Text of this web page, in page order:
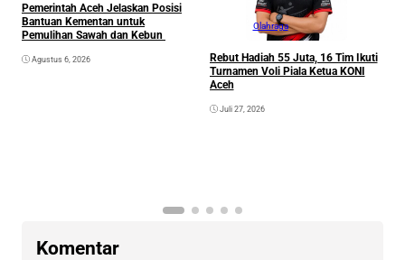
Pemerintah Aceh Jelaskan Posisi
Bantuan Kementan untuk
Pemulihan Sawah dan Kebun
Agustus 6, 2026
Olahraga
Rebut Hadiah 55 Juta, 16 Tim Ikuti
Turnamen Voli Piala Ketua KONI
Aceh
Juli 27, 2026
Komentar